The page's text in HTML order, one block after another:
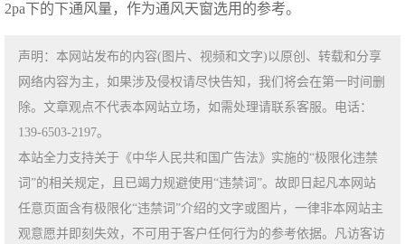
2pa下的下通风量，作为通风天窗选用的参考。
声明：本网站发布的内容(图片、视频和文字)以原创、转载和分享
网络内容为主，如果涉及侵权请尽快告知，我们将会在第一时间删
除。文章观点不代表本网站立场，如需处理请联系客服。电话：
139-6503-2197。
本站全力支持关于《中华人民共和国广告法》实施的“极限化违禁
词”的相关规定，且已竭力规避使用“违禁词”。故即日起凡本网站
任意页面含有极限化“违禁词”介绍的文字或图片，一律非本网站主
观意愿并即刻失效，不可用于客户任何行为的参考依据。凡访客访